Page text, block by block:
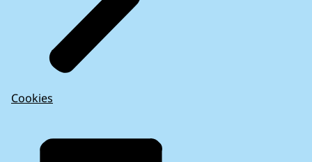
Cookies